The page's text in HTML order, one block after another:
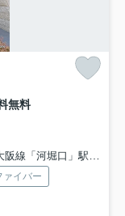
無料
「河堀口」駅 徒歩9分
ァイバー